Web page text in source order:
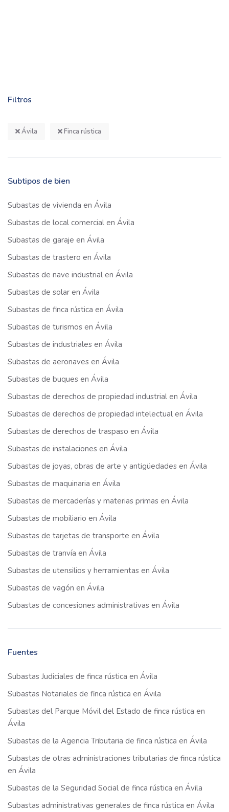
Filtros
Ávila Finca rústica
Subtipos de bien
Subastas de vivienda en Ávila
Subastas de local comercial en Ávila
Subastas de garaje en Ávila
Subastas de trastero en Ávila
Subastas de nave industrial en Ávila
Subastas de solar en Ávila
Subastas de finca rústica en Ávila
Subastas de turismos en Ávila
Subastas de industriales en Ávila
Subastas de aeronaves en Ávila
Subastas de buques en Ávila
Subastas de derechos de propiedad industrial en Ávila
Subastas de derechos de propiedad intelectual en Ávila
Subastas de derechos de traspaso en Ávila
Subastas de instalaciones en Ávila
Subastas de joyas, obras de arte y antigüedades en Ávila
Subastas de maquinaria en Ávila
Subastas de mercaderías y materias primas en Ávila
Subastas de mobiliario en Ávila
Subastas de tarjetas de transporte en Ávila
Subastas de tranvía en Ávila
Subastas de utensilios y herramientas en Ávila
Subastas de vagón en Ávila
Subastas de concesiones administrativas en Ávila
Fuentes
Subastas Judiciales de finca rústica en Ávila
Subastas Notariales de finca rústica en Ávila
Subastas del Parque Móvil del Estado de finca rústica en
Ávila
Subastas de la Agencia Tributaria de finca rústica en Ávila
Subastas de otras administraciones tributarias de finca rústica
en Ávila
Subastas de la Seguridad Social de finca rústica en Ávila
Subastas administrativas generales de finca rústica en Ávila